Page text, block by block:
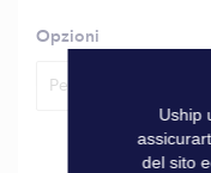
Opzioni
Per tubo Ø 45 mm
Uship
del sito